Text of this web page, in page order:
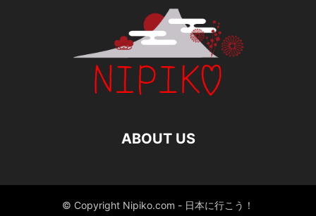
ABOUT US
© Copyright Nipiko.com - 日本に行こう！